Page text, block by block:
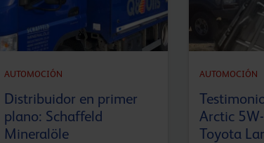
AUTOMOCIÓN
Distribuidor en primer
plano: Schaffeld
Mineralöle
AUTOMOCIÓN
Arctic
Toyota